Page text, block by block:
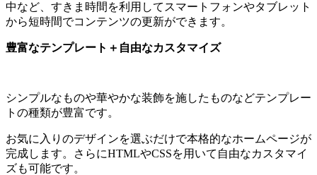
中など、 すきま時間を利用してスマートフォンやタブレット
から短時間でコンテンツの更新ができます。
豊富なテンプレート＋自由なカスタマイズ
シンプルなものや華やかな装飾を施したものなどテンプレー
トの種類が豊富です。
お気に入りのデザインを選ぶだけで本格的なホームページが
完成します。
さらにHTMLやCSSを用いて自由なカスタマイ
ズも可能です。